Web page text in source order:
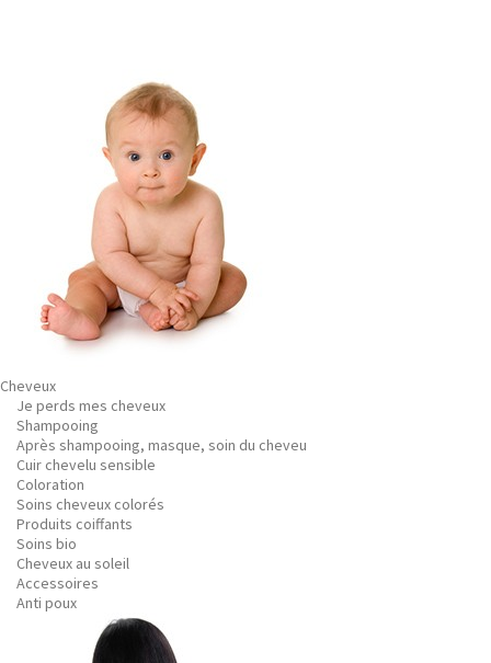
Cheveux
Je perds mes cheveux
Shampooing
Après shampooing, masque, soin du cheveu
Cuir chevelu sensible
Coloration
Soins cheveux colorés
Produits coiffants
Soins bio
Cheveux au soleil
Accessoires
Anti poux